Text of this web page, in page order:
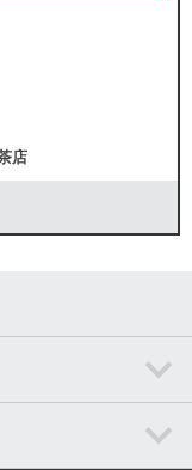
にお問合せくださ
店